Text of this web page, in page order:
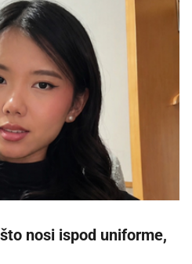
nosi ispod uniforme,